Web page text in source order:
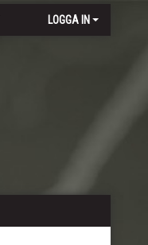
LOGGA IN